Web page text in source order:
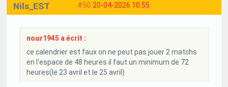
#50 20-04-2026 10:55
Nils_EST
nour1945 a écrit :
ce calendrier est faux on ne peut pas jouer 2 matchs
en l'espace de 48 heures il faut un minimum de 72
heures(le 23 avril et le 25 avril)